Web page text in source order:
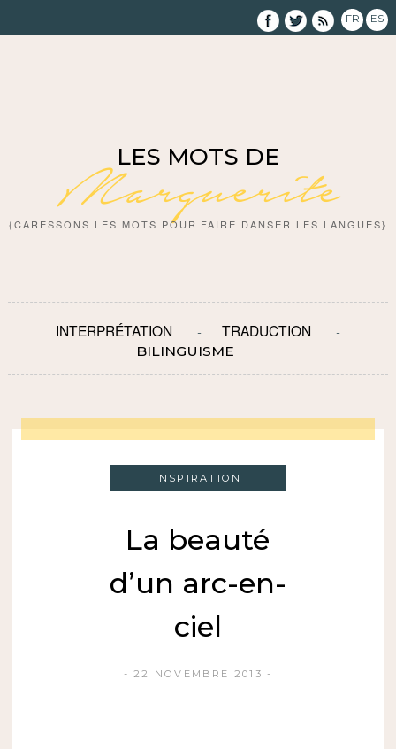
FR ES
LES MOTS DE
Marguerite
{CARESSONS LES MOTS POUR FAIRE DANSER LES LANGUES}
INTERPRÉTATION TRADUCTION
BILINGUISME
INSPIRATION
La beauté
d’un arc-en-
ciel
22 NOVEMBRE 2013